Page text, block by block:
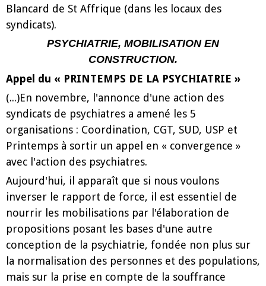
Blancard de St Affrique (dans les locaux des
syndicats).
PSYCHIATRIE, MOBILISATION EN
CONSTRUCTION.
Appel du « PRINTEMPS DE LA PSYCHIATRIE »
(...)En novembre, l'annonce d'une action des
syndicats de psychiatres a amené les 5
organisations : Coordination, CGT, SUD, USP et
Printemps à sortir un appel en « convergence »
avec l'action des psychiatres.
Aujourd'hui, il apparaît que si nous voulons
inverser le rapport de force, il est essentiel de
nourrir les mobilisations par l'élaboration de
propositions posant les bases d'une autre
conception de la psychiatrie, fondée non plus sur
la normalisation des personnes et des populations,
mais sur la prise en compte de la souffrance